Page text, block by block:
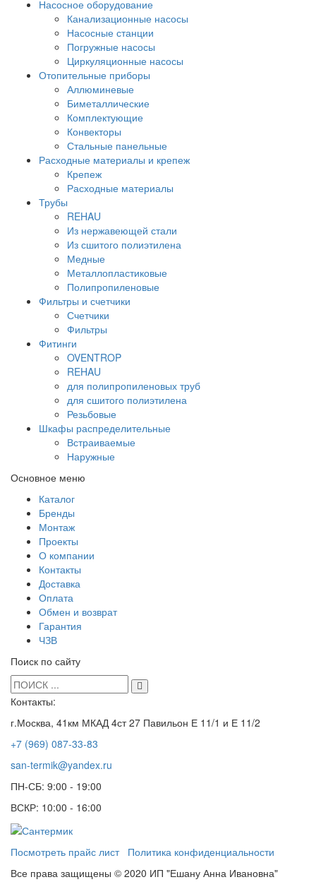
Насосное оборудование
Канализационные насосы
Насосные станции
Погружные насосы
Циркуляционные насосы
Отопительные приборы
Аллюминевые
Биметаллические
Комплектующие
Конвекторы
Стальные панельные
Расходные материалы и крепеж
Крепеж
Расходные материалы
Трубы
REHAU
Из нержавеющей стали
Из сшитого полиэтилена
Медные
Металлопластиковые
Полипропиленовые
Фильтры и счетчики
Счетчики
Фильтры
Фитинги
OVENTROP
REHAU
для полипропиленовых труб
для сшитого полиэтилена
Резьбовые
Шкафы распределительные
Встраиваемые
Наружные
Основное меню
Каталог
Бренды
Монтаж
Проекты
О компании
Контакты
Доставка
Оплата
Обмен и возврат
Гарантия
ЧЗВ
Поиск по сайту
Контакты:
г.Москва, 41км МКАД 4ст 27 Павильон Е 11/1 и Е 11/2
+7 (969) 087-33-83
san-termik@yandex.ru
ПН-СБ: 9:00 - 19:00
ВСКР: 10:00 - 16:00
Посмотреть прайс лист
Политика конфиденциальности
Все права защищены © 2020 ИП "Ешану Анна Ивановна"